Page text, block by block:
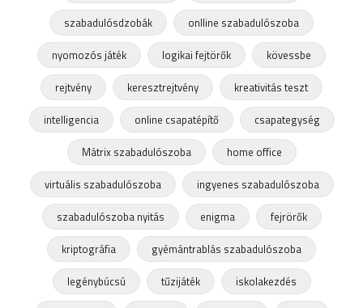
szabadulósdzobák
onlline szabadulószoba
nyomozós játék
logikai fejtörők
kövessbe
rejtvény
keresztrejtvény
kreativitás teszt
intelligencia
online csapatépítő
csapategység
Mátrix szabadulószoba
home office
virtuális szabadulószoba
ingyenes szabadulószoba
szabadulószoba nyitás
enigma
fejrörők
kriptográfia
gyémántrablás szabadulószoba
legénybúcsú
tűzijáték
iskolakezdés